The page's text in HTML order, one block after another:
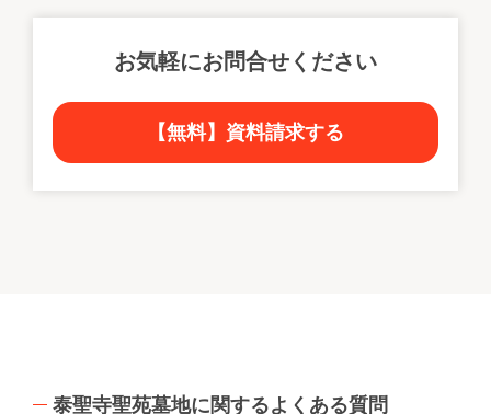
お気軽にお問合せください
【無料】資料請求する
泰聖寺聖苑墓地に関するよくある質問